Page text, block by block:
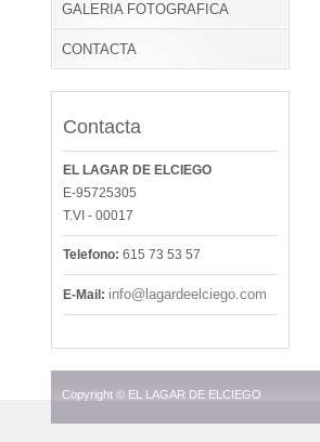
GALERIA FOTOGRAFICA
CONTACTA
Contacta
EL LAGAR DE ELCIEGO
E-95725305
T.VI - 00017
Telefono: 615 73 53 57
E-Mail: info@lagardeelciego.com
Copyright © EL LAGAR DE ELCIEGO